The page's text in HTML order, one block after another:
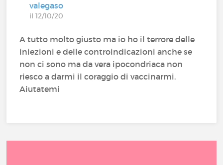
valegaso
il 12/10/20
A tutto molto giusto ma io ho il terrore delle
iniezioni e delle controindicazioni anche se
non ci sono ma da vera ipocondriaca non
riesco a darmi il coraggio di vaccinarmi.
Aiutatemi